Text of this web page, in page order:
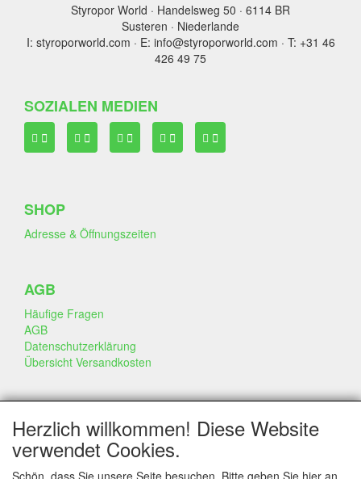
Styropor World · Handelsweg 50 · 6114 BR
Susteren · Niederlande
I: styroporworld.com · E: info@styroporworld.com · T: +31 46
426 49 75
SOZIALEN MEDIEN
SHOP
Adresse & Öffnungszeiten
AGB
Häufige Fragen
AGB
Datenschutzerklärung
Übersicht Versandkosten
GESCHÄFT & INFO
Kontakt
Firmen Information
Portfolio
Herzlich willkommen! Diese Website
verwendet Cookies.
Schön, dass Sie unsere Seite besuchen. Bitte geben Sie hier an,